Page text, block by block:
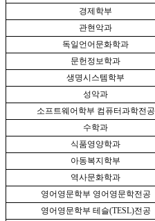
경제학부
관현악과
독일언어문화학과
문헌정보학과
생명시스템학부
성악과
소프트웨어학부 컴퓨터과학전공
수학과
식품영양학과
아동복지학부
역사문화학과
영어영문학부 영어영문학전공
영어영문학부 테슬(TESL)전공